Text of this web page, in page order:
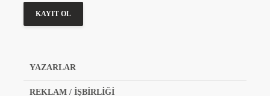
YAZARLAR
REKLAM / İŞBİRLİĞİ